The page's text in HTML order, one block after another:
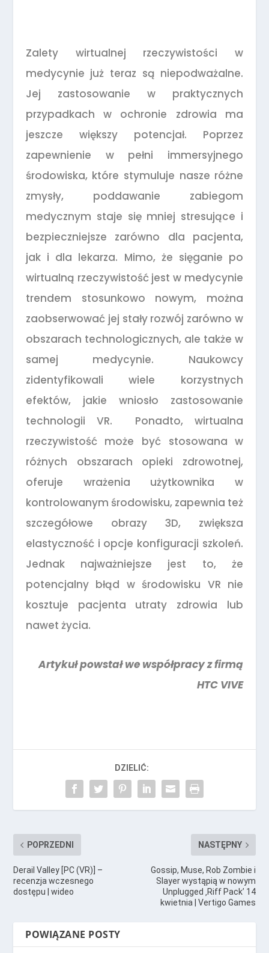
Zalety wirtualnej rzeczywistości w
medycynie już teraz są niepodważalne.
Jej zastosowanie w praktycznych
przypadkach w ochronie zdrowia ma
jeszcze większy potencjał. Poprzez
zapewnienie w pełni immersyjnego
środowiska, które stymuluje nasze różne
zmysły, poddawanie zabiegom
medycznym staje się mniej stresujące i
bezpieczniejsze zarówno dla pacjenta,
jak i dla lekarza. Mimo, że sięganie po
wirtualną rzeczywistość jest w medycynie
trendem stosunkowo nowym, można
zaobserwować jej stały rozwój zarówno w
obszarach technologicznych, ale także w
samej medycynie. Naukowcy
zidentyfikowali wiele korzystnych
efektów, jakie wniosło zastosowanie
technologii VR. Ponadto, wirtualna
rzeczywistość może być stosowana w
różnych obszarach opieki zdrowotnej,
oferuje wrażenia użytkownika w
kontrolowanym środowisku, zapewnia też
szczegółowe obrazy 3D, zwiększa
elastyczność i opcje konfiguracji szkoleń.
Jednak najważniejsze jest to, że
potencjalny błąd w środowisku VR nie
kosztuje pacjenta utraty zdrowia lub
nawet życia.
Artykuł powstał we współpracy z firmą
HTC VIVE
DZIELIĆ:
POPRZEDNI
Derail Valley [PC (VR)] –
recenzja wczesnego
dostępu | wideo
NASTĘPNY
Gossip, Muse, Rob Zombie i
Slayer wystąpią w nowym
Unplugged ‚Riff Pack’ 14
kwietnia | Vertigo Games
POWIĄZANE POSTY